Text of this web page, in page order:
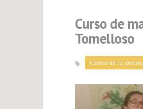
Curso de
Tomelloso
Centro de la